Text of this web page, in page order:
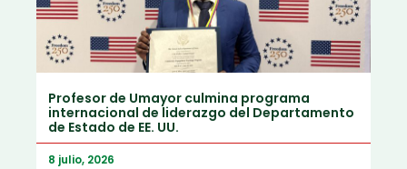
Profesor de Umayor culmina programa
internacional de liderazgo del Departamento
de Estado de EE. UU.
8 julio, 2026